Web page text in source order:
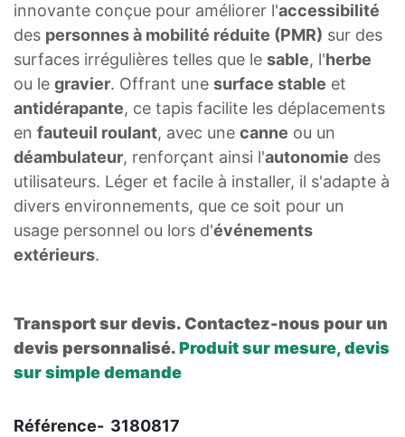
innovante conçue pour améliorer l'accessibilité
des personnes à mobilité réduite (PMR) sur des
surfaces irrégulières telles que le sable, l'herbe
ou le gravier. Offrant une surface stable et
antidérapante, ce tapis facilite les déplacements
en fauteuil roulant, avec une canne ou un
déambulateur, renforçant ainsi l'autonomie des
utilisateurs. Léger et facile à installer, il s'adapte à
divers environnements, que ce soit pour un
usage personnel ou lors d'événements
extérieurs.
Transport sur devis. Contactez-nous pour un
devis personnalisé.Produit sur mesure, devis
sur simple demande
Référence- 3180817